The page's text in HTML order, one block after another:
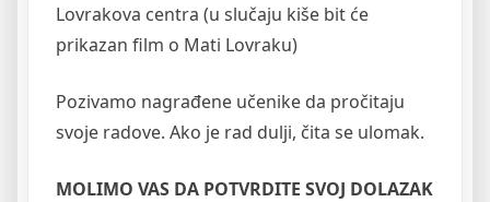
Lovrakova centra (u slučaju kiše bit će
prikazan film o Mati Lovraku)
Pozivamo nagrađene učenike da pročitaju
svoje radove. Ako je rad dulji, čita se ulomak.
MOLIMO VAS DA POTVRDITE SVOJ DOLAZAK